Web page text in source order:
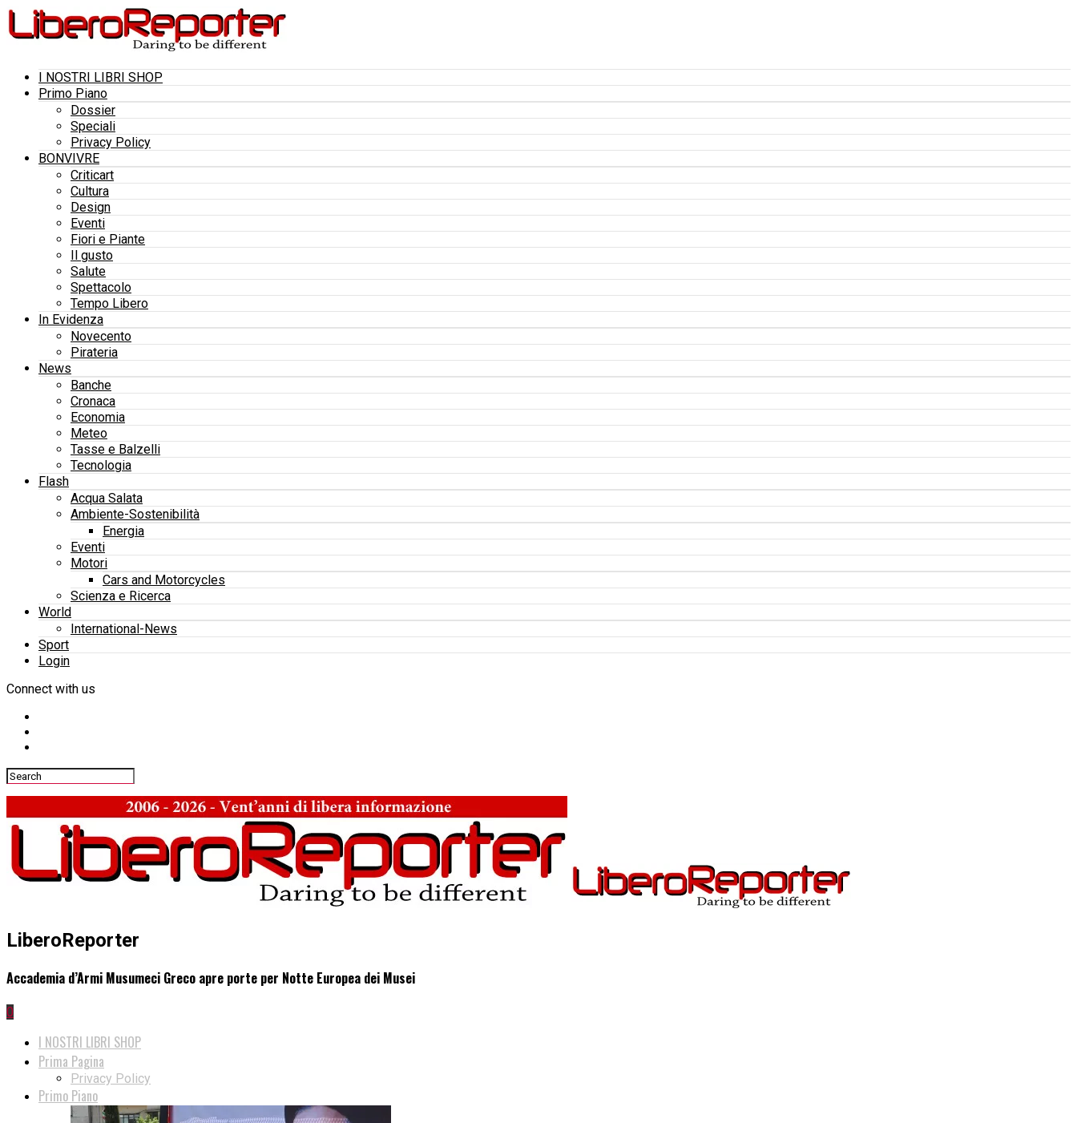
I NOSTRI LIBRI SHOP
Primo Piano
Dossier
Speciali
Privacy Policy
BONVIVRE
Criticart
Cultura
Design
Eventi
Fiori e Piante
Il gusto
Salute
Spettacolo
Tempo Libero
In Evidenza
Novecento
Pirateria
News
Banche
Cronaca
Economia
Meteo
Tasse e Balzelli
Tecnologia
Flash
Acqua Salata
Ambiente-Sostenibilità
Energia
Eventi
Motori
Cars and Motorcycles
Scienza e Ricerca
World
International-News
Sport
Login
Connect with us
LiberoReporter
Accademia d’Armi Musumeci Greco apre porte per Notte Europea dei Musei
0
I NOSTRI LIBRI SHOP
Prima Pagina
Privacy Policy
Primo Piano